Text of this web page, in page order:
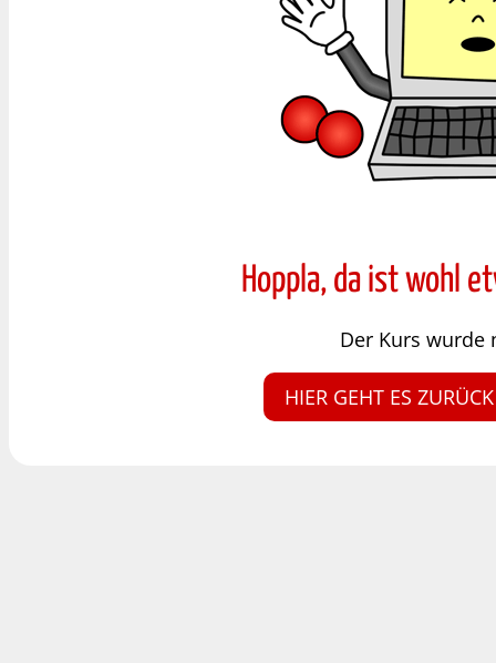
Hoppla, da ist wohl
Der Kurs wurde
HIER GEHT ES